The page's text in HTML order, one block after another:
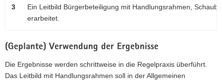
3
Ein Leitbild Bürgerbeteiligung mit Handlungsrahmen,
erarbeitet.
(Geplante) Verwendung der Ergebnisse
Die Ergebnisse werden schrittweise in die Regelpraxis überführt.
Das Leitbild mit Handlungsrahmen soll in der Allgemeinen